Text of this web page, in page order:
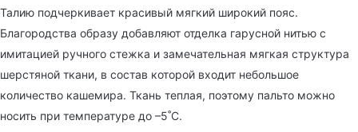
Талию подчеркивает красивый мягкий широкий пояс.
Благородства образу добавляют отделка гарусной нитью с
имитацией ручного стежка и замечательная мягкая структура
шерстяной ткани, в состав которой входит небольшое
количество кашемира. Ткань теплая, поэтому пальто можно
носить при температуре до –5˚С.